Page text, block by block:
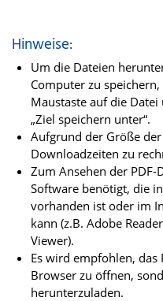
Hinweise:
Um die Dateien
Computer zu
Maustaste auf die
„Ziel speichern unter“.
Aufgrund der Größe
Downloadzeiten zu
Zum Ansehen der
Software benötigt, die
vorhanden ist oder im
kann (z.B. Adobe
Viewer).
Es wird empfohlen,
Browser zu öffnen,
herunterzuladen.